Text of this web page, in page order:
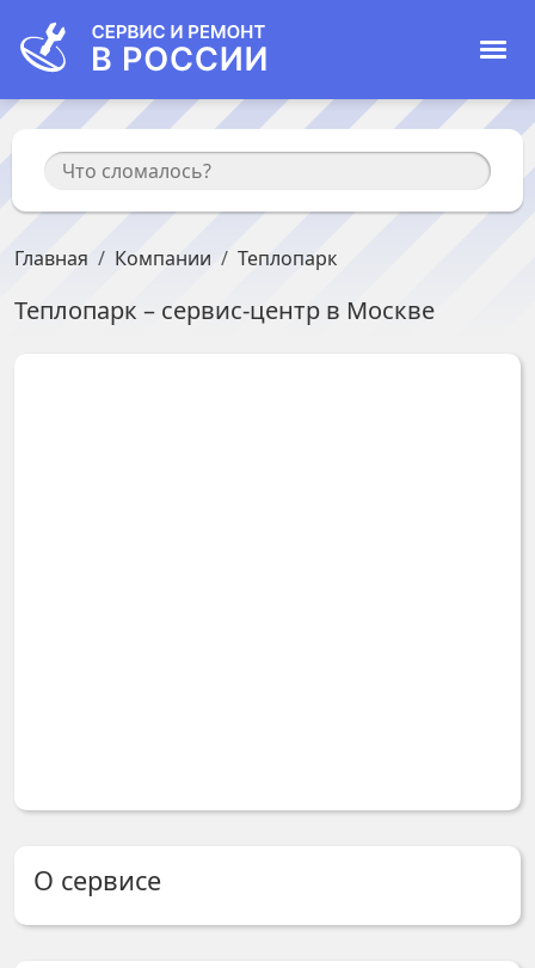
Главная Компании Теплопарк
Теплопарк – сервис-центр в Москве
О сервисе